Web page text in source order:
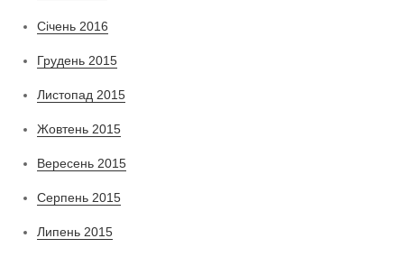
Січень 2016
Грудень 2015
Листопад 2015
Жовтень 2015
Вересень 2015
Серпень 2015
Липень 2015